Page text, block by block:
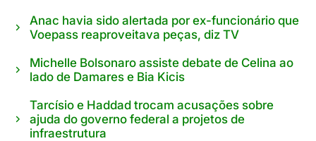
Anac havia sido alertada por ex-funcionário que
Voepass reaproveitava peças, diz TV
Michelle Bolsonaro assiste debate de Celina ao
lado de Damares e Bia Kicis
Tarcísio e Haddad trocam acusações sobre
ajuda do governo federal a projetos de
infraestrutura